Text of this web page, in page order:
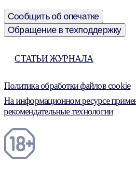
Сообщить об опечатке
Обращение в техподдержку
СТАТЬИ ЖУРНАЛА
Политика обработки файлов cookie
На информационном ресурсе
рекомендательные технологии